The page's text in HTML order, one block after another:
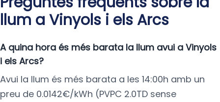
llum a Vinyols i els Arcs
A quina hora és més barata la llum avui a Vinyols
i els Arcs?
Avui la llum és més barata a les 14:00h amb un
preu de 0.0142€/kWh (PVPC 2.0TD sense